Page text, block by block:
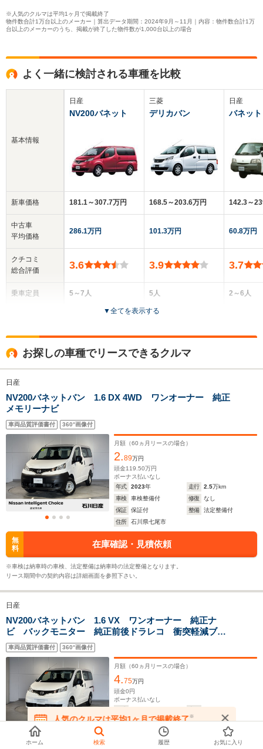
※人気のクルマは平均1ヶ月で掲載終了
物件数合計1万台以上のメーカー｜算出データ期間：2024年9月～11月｜内容：物件数合計1万
台以上のメーカーのうち、掲載が終了した物件数が1,000台以上の場合
よく一緒に検討される車種を比較
基本情報
新車価格
中古車
平均価格
クチコミ
総合評価
乗車定員
サイズ
WLTCモード
燃費
駆動方式
日産
NV200バネット
181.1～307.7万円
286.1万円
3.6
5～7人
1.85m
全幅
4.4m～4.43m
ホイールベース
12.0～13.6km/L
└市街地:8.7～
└郊外:12.4～
14.3km/L
└高速道路:14.0～
15.0km/L
FF
三菱
デリカバン
168.5～203.6万円
101.3万円
3.9
5人
5ドア
1.86m
全幅
-
FF
日産
バネット
142.3～
60.8万円
3.7
2～6人
▼全てを表示する
お探しの車種でリースできるクルマ
日産
NV200バネットバン 1.6 DX 4WD ワンオーナー 純正
メモリーナビ
車両品質評価書付 360°画像付
月額（60 ヵ月リースの場合）
2.89万円
頭金119.50万円
ボーナス払いなし
年式
2023年 走行 2.5万km
車検
車検整備付 修復
なし
保証
保証付 整備
法定整備付
住所
石川県七尾市
無
料
在庫確認・見積依頼
※車検は納車時の車検、法定整備は納車時の法定整備となります。
リース期間中の契約内容は詳細画面を参照下さい。
日産
NV200バネットバン 1.6 VX ワンオーナー 純正ナ
ビ バックモニター 純正前後ドラレコ 衝突軽減ブレ
ーキ
車両品質評価書付 360°画像付
月額（60 ヵ月リースの場合）
4.75万円
頭金0円
ボーナス払いなし
車検
車検整備付 修復
なし
法定整備付
石川県金沢市
人気のクルマは平均1ヶ月で掲載終了※
在庫が無くなる前にお問い合わせください
ホーム 検索 履歴 お気に入り